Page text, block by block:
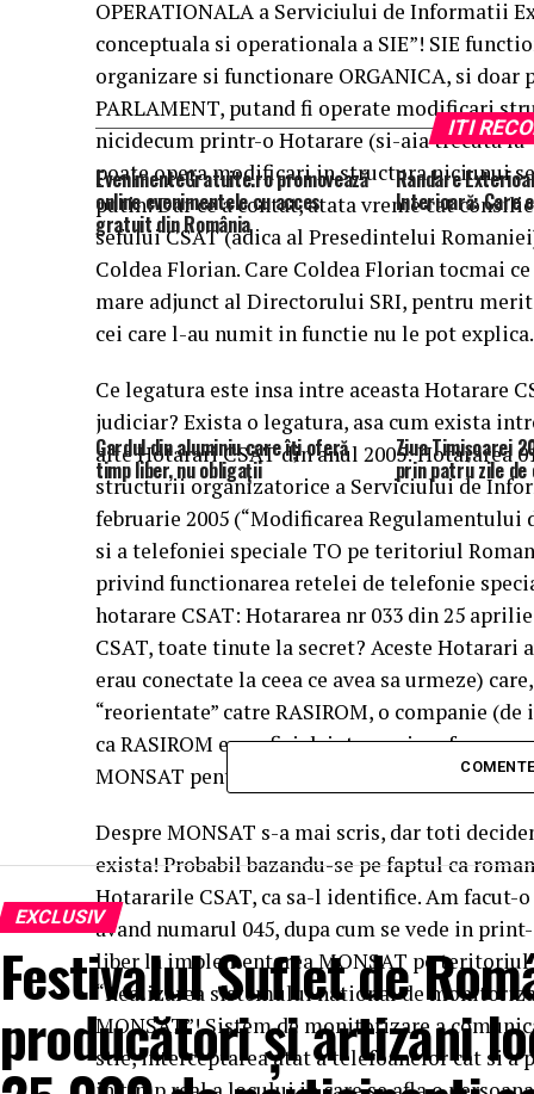
OPERATIONALA a Serviciului de Informatii
conceptuala si operationala a SIE”! SIE
organizare si functionare ORGANICA, si
PARLAMENT, putand fi operate modificari
nicidecum printr-o Hotarare (si-aia trecuta la
poate opera modificari in structura niciunui
putin! Dar ce a contat, atata vreme cat
sefului CSAT (adica al Presedintelui
Coldea Florian. Care Coldea Florian tocmai
mare adjunct al Directorului SRI, pentru
cei care l-au numit in functie nu le pot explica.
Ce legatura este insa intre aceasta Hotarare
judiciar? Exista o legatura, asa cum exista
alte Hotarari CSAT din anul 2005: Hotararea
structurii organizatorice a Serviciului de
februarie 2005 (“Modificarea
si a telefoniei speciale TO pe teritoriul
privind functionarea retelei de telefonie
hotarare CSAT: Hotararea nr 033 din 25
CSAT, toate tinute la secret? Aceste Hotarari
erau conectate la ceea ce avea sa urmeze)
“reorientate” catre RASIROM, o companie
ca RASIROM era, oficial, intr-o prima faza a
MONSAT pentru Romania, unic beneficiar.
Despre MONSAT s-a mai scris, dar toti
exista! Probabil bazandu-se pe faptul ca
Hotararile CSAT, ca sa-l identifice. Am facut-
avand numarul 045, dupa cum se vede in
liber la implementarea MONSAT pe teritoriul
“Realizarea sistemului national de
MONSAT”! Sistem de monitorizare a
stie, interceptarea atat a telefoanelor cat si
ITI
EvenimenteGratuite.ro promovează
online evenimentele cu acces
gratuit din România
Randare
Interioară: Care
Gardul din aluminiu care îți oferă
timp liber, nu obligații
Ziua Timișoarei
prin patru zile de
EXCLUSIV
Festivalul Suflet de
producători și artizani